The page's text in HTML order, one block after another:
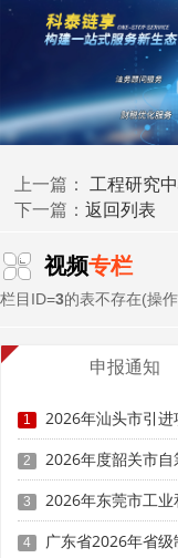
籍壁垒、身份限制
才跨区域、跨行业
户籍与身份限制持
本的新型城镇化战
500万城市落户条
大城市积分落户政
人才评价机制改革
学历、唯奖项倾向
量、技术突破、产
放宽学历、年限要
称。
服务保障体系升级
档案转接、社保转
动人才提供住房、
进的高端人才、紧
上一篇： 工程研究中心资
下一篇：返回列表
视频专栏
栏目ID=3的表不存在(操
申报通知
1 2026年汕头市引进项目带头
2 2026年度韶关市自筹经费
3 2026年东莞市工业和信息化产业
4 广东省2026年省